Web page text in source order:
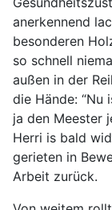
anerkennend
besonderen
so schnell
außen in der
die Hände: “Nu
ja den Meester
Herri is bald
gerieten in
Arbeit zurück.